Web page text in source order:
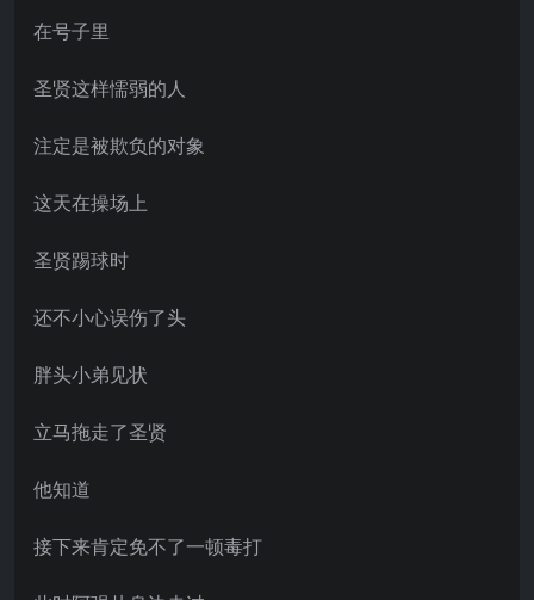
在号子里
圣贤这样懦弱的人
注定是被欺负的对象
这天在操场上
圣贤踢球时
还不小心误伤了头
胖头小弟见状
立马拖走了圣贤
他知道
接下来肯定免不了一顿毒打